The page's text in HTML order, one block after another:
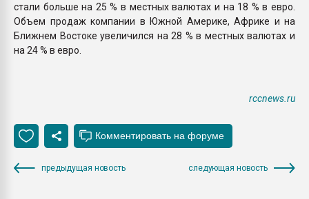
стали больше на 25 % в местных валютах и на 18 % в евро.
Объем продаж компании в Южной Америке, Африке и на
Ближнем Востоке увеличился на 28 % в местных валютах и
на 24 % в евро.
rccnews.ru
предыдущая новость следующая новость